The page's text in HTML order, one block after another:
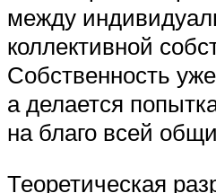
между
коллективной
Собственность
а делается
на благо всей
Теоретическая